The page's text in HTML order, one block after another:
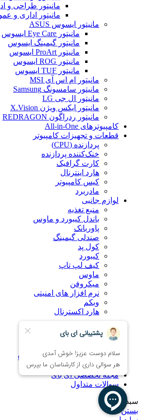
مانیتور طراحی و
مانیتور اداری و
مانیتور ایسوس ASUS
مانیتور Eye Care ایسوس
مانیتور گیمینگ ایسوس
مانیتور ProArt ایسوس
مانیتور ROG ایسوس
مانیتور TUF ایسوس
مانیتور ام اس آی MSI
مانیتور سامسونگ Samsung
مانیتور ال جی LG
مانیتور ایکس ویژن X.Vision
مانیتور ردراگون REDRAGON
کامپیوترهای All-in-One
قطعات و تجهیزات کامپیوتر
پردازنده (CPU)
خنک‌کننده پردازنده
کارت گرافیک
هارد اینترنال
کیس کامپیوتر
مادربرد
لوازم جانبی
منبع تغذیه
باندل کیبورد و ماوس
پاوربانک
صندلی گیمینگ
کول پد
کیبورد
کیف لپ تاپ
ماوس
میکروفن
نرم افزار های امنیتی
وبکم
هارد اکسترنال
درباره ما
راهنمای خرید اینترنتی
همکاری با فروشگاه eBuy
تماس با ما
مجله تخصصی ای‌ بای
سوالات متداول
سبد خرید
بستن